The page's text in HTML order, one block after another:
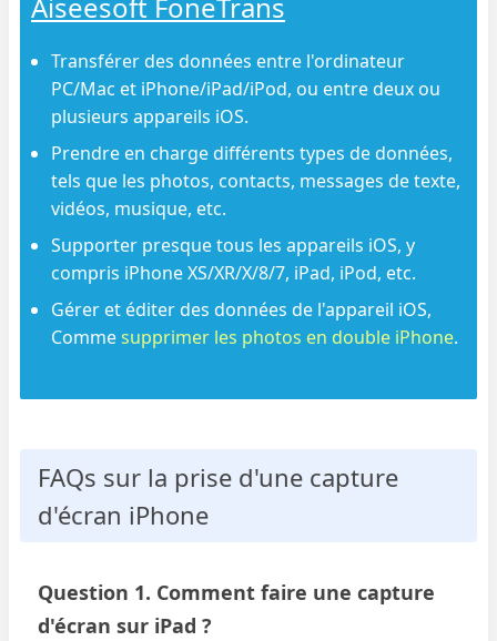
Transférer des données entre l'ordinateur
PC/Mac et iPhone/iPad/iPod, ou entre deux ou
plusieurs appareils iOS.
Prendre en charge différents types de données,
tels que les photos, contacts, messages de texte,
vidéos, musique, etc.
Supporter presque tous les appareils iOS, y
compris iPhone XS/XR/X/8/7, iPad, iPod, etc.
Gérer et éditer des données de l'appareil iOS,
Commesupprimer les photos en double iPhone.
FAQs sur la prise d'une capture
d'écran iPhone
Question 1. Comment faire une capture
d'écran sur iPad ?